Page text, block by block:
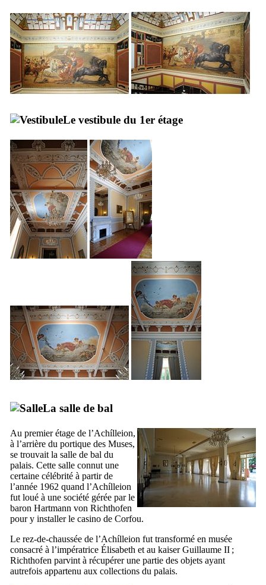
Le vestibule du 1er étage
La salle de bal
Au premier étage de l’Achílleion,
à l’arrière du portique des Muses,
se trouvait la salle de bal du
palais. Cette salle connut une
certaine célébrité à partir de
l’année 1962 quand l’Achílleion
fut loué à une société gérée par le
baron Hartmann von Richthofen
pour y installer le casino de Corfou.
Le rez-de-chaussée de l’Achílleion fut transformé en musée
consacré à l’impératrice Élisabeth et au kaiser Guillaume II ;
Richthofen parvint à récupérer une partie des objets ayant
autrefois appartenu aux collections du palais.